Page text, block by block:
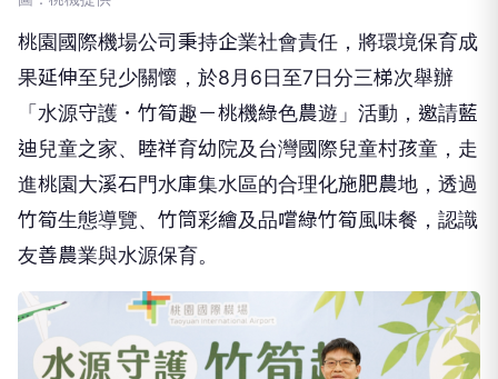
桃園國際機場公司秉持企業社會責任，將環境保育成
果延伸至兒少關懷，於8月6日至7日分三梯次舉辦
「水源守護．竹筍趣－桃機綠色農遊」活動，邀請藍
迪兒童之家、睦祥育幼院及台灣國際兒童村孩童，走
進桃園大溪石門水庫集水區的合理化施肥農地，透過
竹筍生態導覽、竹筒彩繪及品嚐綠竹筍風味餐，認識
友善農業與水源保育。